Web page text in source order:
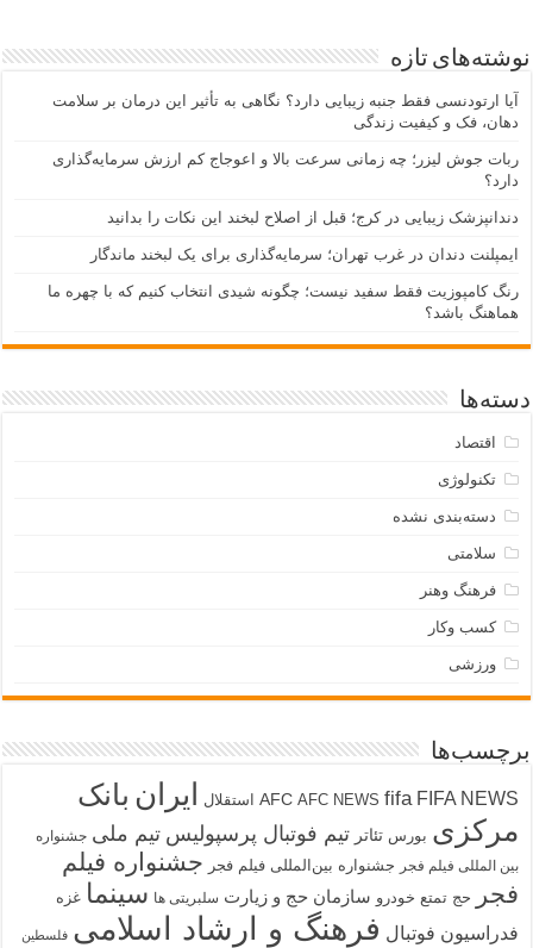
نوشته‌های تازه
آیا ارتودنسی فقط جنبه زیبایی دارد؟ نگاهی به تأثیر این درمان بر سلامت
دهان، فک و کیفیت زندگی
ربات جوش لیزر؛ چه زمانی سرعت بالا و اعوجاج کم ارزش سرمایه‌گذاری
دارد؟
دندانپزشک زیبایی در کرج؛ قبل از اصلاح لبخند این نکات را بدانید
ایمپلنت دندان در غرب تهران؛ سرمایه‌گذاری برای یک لبخند ماندگار
رنگ کامپوزیت فقط سفید نیست؛ چگونه شیدی انتخاب کنیم که با چهره ما
هماهنگ باشد؟
دسته‌ها
اقتصاد
تکنولوژی
دسته‌بندی نشده
سلامتی
فرهنگ وهنر
کسب وکار
ورزشی
برچسب‌ها
AFC AFC NEWS fifa FIFA NEWS استقلال ایران بانک
مرکزی بورس تئاتر تیم فوتبال پرسپولیس تیم ملی جشنواره
بین المللی فیلم فجر جشنواره بین‌المللی فیلم فجر جشنواره فیلم
فجر
حج تمتع خودرو سازمان حج و زیارت سلبریتی ها سینما غزه
فدراسیون فوتبال فرهنگ و ارشاد اسلامی فلسطین